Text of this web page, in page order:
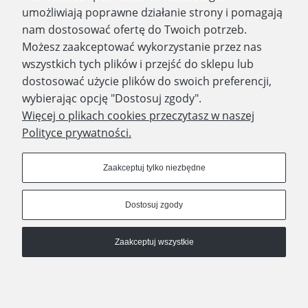
WYDAWNICTWO PROMIC
PRODUKTY
Prawa autorskie © 2023 - Wydawnictwo PROMIC
© Wydawnictwo PROMIC
umożliwiają poprawne działanie strony i pomagają
nam dostosować ofertę do Twoich potrzeb.
Możesz zaakceptować wykorzystanie przez nas
wszystkich tych plików i przejść do sklepu lub
dostosować użycie plików do swoich preferencji,
wybierając opcję "Dostosuj zgody".
Więcej o plikach cookies przeczytasz w naszej
Polityce prywatności.
Zaakceptuj tylko niezbędne
Dostosuj zgody
Zaakceptuj wszystkie